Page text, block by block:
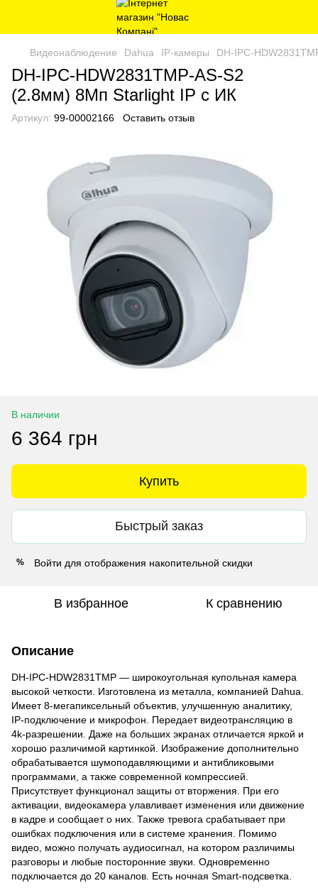
Видеонаблюдение Dahua IP-камеры DH-IPC-
DH-IPC-HDW2831TMP-AS-S2
(2.8мм) 8Мп Starlight IP с ИК
Артикул: 99-00002166 Оставить отзыв
В наличии
6 364 грн
Купить
Быстрый заказ
% Войти для отображения накопительной скидки
В избранное К сравнению
Описание
DH-IPC-HDW2831TMP — широкоугольная купольная камера
высокой четкости. Изготовлена из металла, компанией Dahua.
Имеет 8-мегапиксельный объектив, улучшенную аналитику,
IP-подключение и микрофон. Передает видеотрансляцию в
4k-разрешении. Даже на больших экранах отличается яркой и
хорошо различимой картинкой. Изображение дополнительно
обрабатывается шумоподавляющими и антибликовыми
программами, а также современной компрессией.
Присутствует функционал защиты от вторжения. При его
активации, видеокамера улавливает изменения или движение
в кадре и сообщает о них. Также тревога срабатывает при
ошибках подключения или в системе хранения. Помимо
видео, можно получать аудиосигнал, на котором различимы
разговоры и любые посторонние звуки. Одновременно
подключается до 20 каналов. Есть ночная Smart-подсветка.